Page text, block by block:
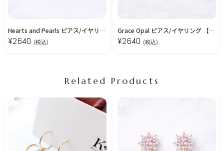
Hearts and Pearls ピアス/イヤリング 【ニッケルフリー】
¥2640 (税込)
Grace Opal ピアス/イヤリング 【ニッケルフリー】
¥2640 (税込)
Related Products